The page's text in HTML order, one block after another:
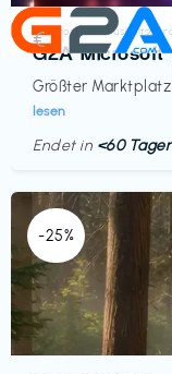
Elektronik &
G2A Microsoft
Größter
lesen
€‎
Endet in <60
-25%